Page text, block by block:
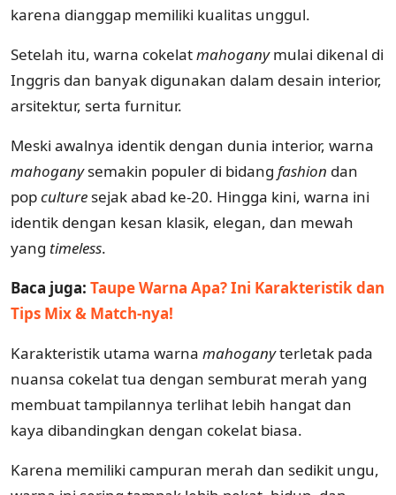
karena dianggap memiliki kualitas unggul.
Setelah itu, warna cokelatmahoganymulai dikenal di
Inggris dan banyak digunakan dalam desain interior,
arsitektur, serta furnitur.
Meski awalnya identik dengan dunia interior, warna
mahoganysemakin populer di bidang fashion dan
popculture sejak abad ke-20. Hingga kini, warna ini
identik dengan kesan klasik, elegan, dan mewah
yang timeless.
Baca juga: Taupe Warna Apa? Ini Karakteristik dan
Tips Mix & Match-nya!
Karakteristik utama warna mahoganyterletak pada
nuansa cokelat tua dengan semburat merah yang
membuat tampilannya terlihat lebih hangat dan
kaya dibandingkan dengan cokelat biasa.
Karena memiliki campuran merah dan sedikit ungu,